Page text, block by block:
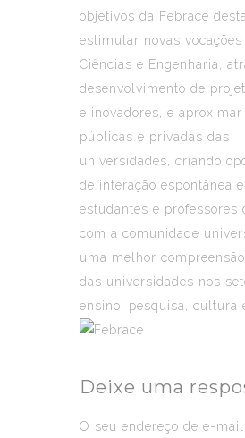
objetivos da Febrace
estimular novas vocações
Ciências e Engenharia,
desenvolvimento de
e inovadores, e
públicas e privadas das
universidades, criando
de interação espontânea
estudantes e professores
com a comunidade
uma melhor
das universidades nos
ensino, pesquisa, cultura
Deixe uma
O seu endereço de e-